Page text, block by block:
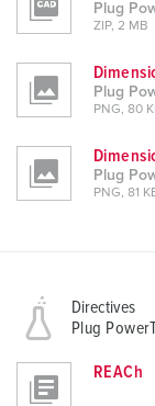
Plug
ZIP, 2 MB
Plug
PNG, 80
Plug
PNG, 81
Directives
Plug
REACh